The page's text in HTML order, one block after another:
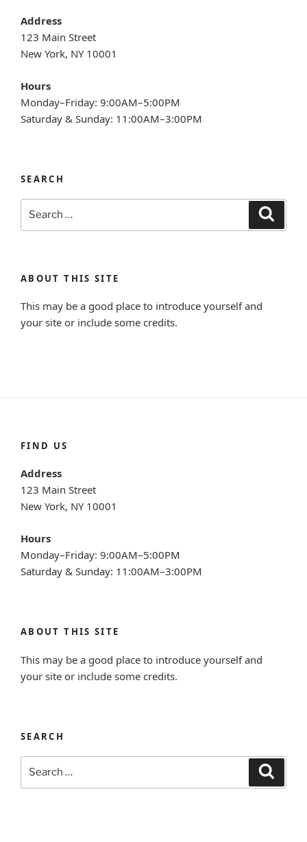
Address
123 Main Street
New York, NY 10001
Hours
Monday–Friday: 9:00AM–5:00PM
Saturday & Sunday: 11:00AM–3:00PM
SEARCH
ABOUT THIS SITE
This may be a good place to introduce yourself and
your site or include some credits.
FIND US
Address
123 Main Street
New York, NY 10001
Hours
Monday–Friday: 9:00AM–5:00PM
Saturday & Sunday: 11:00AM–3:00PM
ABOUT THIS SITE
This may be a good place to introduce yourself and
your site or include some credits.
SEARCH